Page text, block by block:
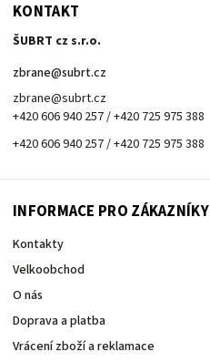
KONTAKT
ŠUBRT cz s.r.o.
zbrane@subrt.cz
zbrane@subrt.cz
+420 606 940 257 / +420 725 975 388
+420 606 940 257 / +420 725 975 388
INFORMACE PRO ZÁKAZNÍKY
Kontakty
Velkoobchod
O nás
Doprava a platba
Vrácení zboží a reklamace